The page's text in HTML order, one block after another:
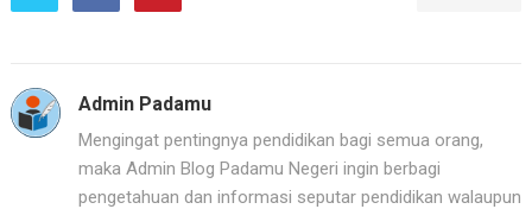
Admin Padamu
Mengingat pentingnya pendidikan bagi semua orang,
maka Admin Blog Padamu Negeri ingin berbagi
pengetahuan dan informasi seputar pendidikan walaupun